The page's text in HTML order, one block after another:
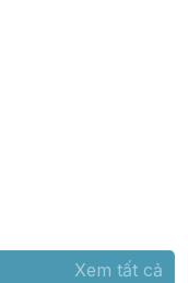
Xem tất cả